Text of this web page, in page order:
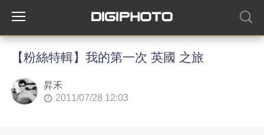
【粉絲特輯】我的第一次 英國 之旅
昇禾
2011/07/28 12:03